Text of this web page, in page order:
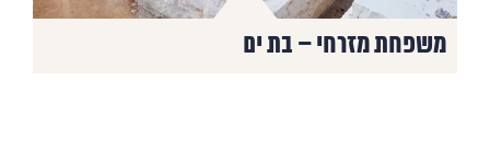
משפחת מזרחי – בת ים